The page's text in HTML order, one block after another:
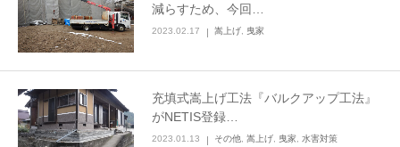
減らすため、今回…
2023.02.17 嵩上げ 曳家
充填式嵩上げ工法『バルクアップ工法』
がNETIS登録…
2023.01.13 その他 嵩上げ 曳家 水害対策